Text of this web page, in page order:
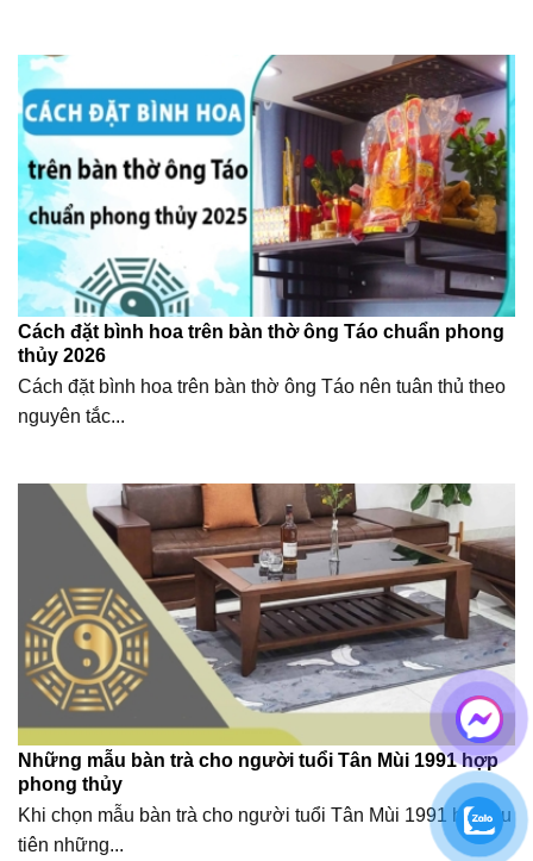
Cách đặt bình hoa trên bàn thờ ông Táo chuẩn phong
thủy 2026
Cách đặt bình hoa trên bàn thờ ông Táo nên tuân thủ theo
nguyên tắc...
Những mẫu bàn trà cho người tuổi Tân Mùi 1991 hợp
phong thủy
Khi chọn mẫu bàn trà cho người tuổi Tân Mùi 1991 hãy ưu
tiên những...